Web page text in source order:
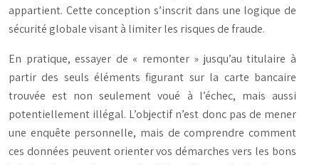
appartient. Cette conception s’inscrit dans une logique de
sécurité globale visant à limiter les risques de fraude.
En pratique, essayer de « remonter » jusqu’au titulaire à
partir des seuls éléments figurant sur la carte bancaire
trouvée est non seulement voué à l’échec, mais aussi
potentiellement illégal. L’objectif n’est donc pas de mener
une enquête personnelle, mais de comprendre comment
ces données peuvent orienter vos démarches vers les bons